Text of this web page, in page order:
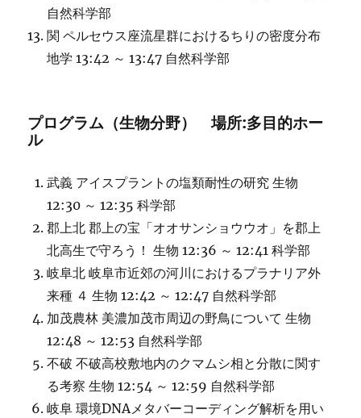
自然科学部
関 ペルセウス座流星群におけるちりの密度分布
地学 13:42 ～ 13:47 自然科学部
プログラム（生物分野） 場所:多目的ホー
ル
武義 アイスプラントの塩類耐性の研究 生物
12:30 ～ 12:35 科学部
郡上北 郡上の宝「オオサンショウウオ」を郡上
北高生で守ろう！ 生物 12:36 ～ 12:41 科学部
岐阜北 岐阜市近郊の河川におけるプラナリア外
来種 ４ 生物 12:42 ～ 12:47 自然科学部
加茂農林 美濃加茂市周辺の野鳥について 生物
12:48 ～ 12:53 自然科学部
不破 不破高校敷地内のクマムシ相と分散に関す
る考察 生物 12:54 ～ 12:59 自然科学部
岐阜 環境DNAメタバーコーディング解析を用い